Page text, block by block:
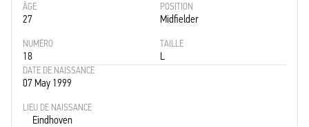
ÂGE
27
POSITION
Midfielder
NUMÉRO
18
TAILLE
L
DATE DE NAISSANCE
07 May 1999
LIEU DE NAISSANCE
Eindhoven